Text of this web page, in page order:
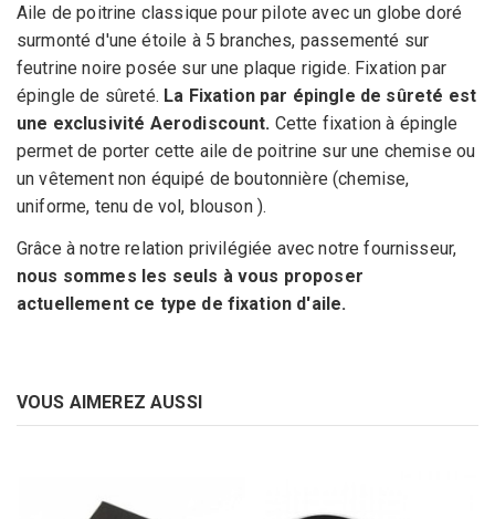
Aile de poitrine classique pour pilote avec un globe doré
surmonté d'une étoile à 5 branches, passementé sur
feutrine noire posée sur une plaque rigide. Fixation par
épingle de sûreté. La Fixation par épingle de sûreté est
une exclusivité Aerodiscount. Cette fixation à épingle
permet de porter cette aile de poitrine sur une chemise ou
un vêtement non équipé de boutonnière (chemise,
uniforme, tenu de vol, blouson ).
Grâce à notre relation privilégiée avec notre fournisseur,
nous sommes les seuls à vous proposer
actuellement ce type de fixation d'aile.
VOUS AIMEREZ AUSSI